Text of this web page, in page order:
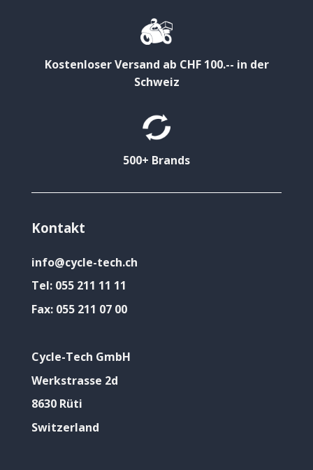
Kostenloser Versand ab CHF 100.-- in der
Schweiz
500+ Brands
Kontakt
info@cycle-tech.ch
Tel: 055 211 11 11
Fax: 055 211 07 00
Cycle-Tech GmbH
Werkstrasse 2d
8630 Rüti
Switzerland